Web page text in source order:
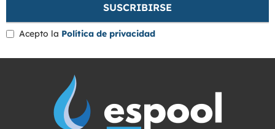
Acepto la Política de privacidad